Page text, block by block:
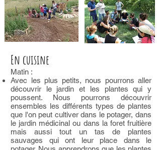
En cuisine
Matin :
Avec les plus petits, nous pourrons aller
découvrir le jardin et les plantes qui y
poussent. Nous pourrons découvrir
ensembles les différents types de plantes
que l'on peut cultiver dans le potager, dans
le jardin médicinal ou dans la foret fruitière
mais aussi tout un tas de plantes
sauvages qui ont leur place dans le